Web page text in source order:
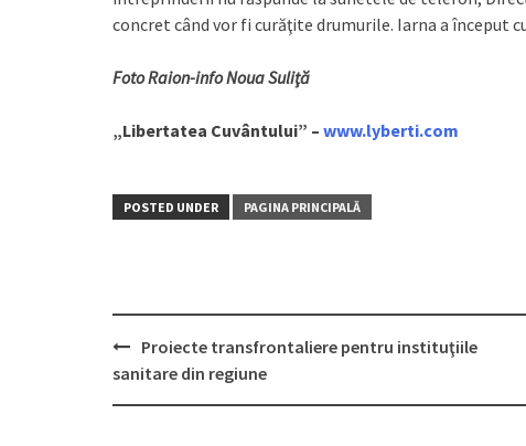
concret când vor fi curăţite drumurile. Iarna a început
Foto Raion-info Noua Suliţă
„Libertatea Cuvântului” – www.lyberti.com
POSTED UNDER PAGINA PRINCIPALĂ
Post
navigation
Proiecte transfrontaliere pentru instituţiile
sanitare din regiune